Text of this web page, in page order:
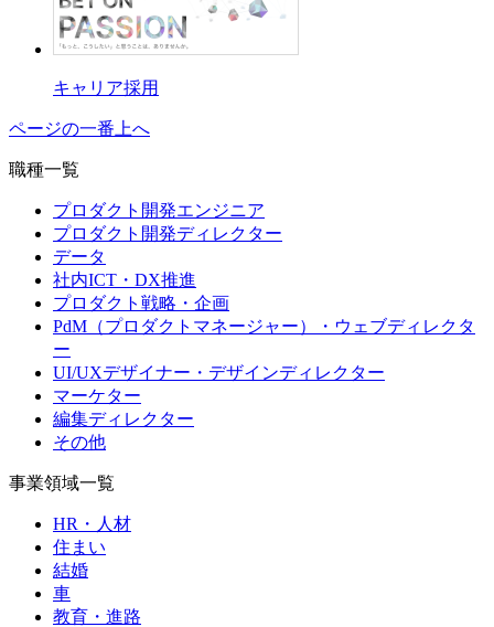
キャリア採用
ページの一番上へ
職種一覧
プロダクト開発エンジニア
プロダクト開発ディレクター
データ
社内ICT・DX推進
プロダクト戦略・企画
PdM（プロダクトマネージャー）・ウェブディレクタ
ー
UI/UXデザイナー・デザインディレクター
マーケター
編集ディレクター
その他
事業領域一覧
HR・人材
住まい
結婚
車
教育・進路